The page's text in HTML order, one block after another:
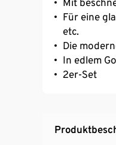
Mit
Für eine
etc.
Die
In edlem
2er-Set